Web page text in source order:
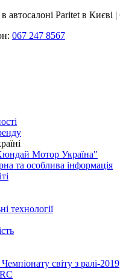
067 247 8567
Мотор Україна"
та особлива інформація
технології
світу з ралі-2019